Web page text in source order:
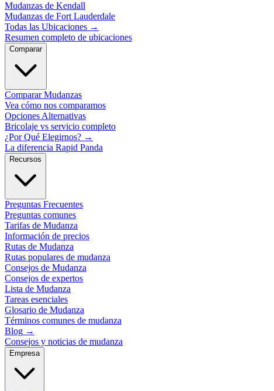
Mudanzas de Kendall
Mudanzas de Fort Lauderdale
Todas las Ubicaciones →
Resumen completo de ubicaciones
Comparar
Comparar Mudanzas
Vea cómo nos comparamos
Opciones Alternativas
Bricolaje vs servicio completo
¿Por Qué Elegirnos? →
La diferencia Rapid Panda
Recursos
Preguntas Frecuentes
Preguntas comunes
Tarifas de Mudanza
Información de precios
Rutas de Mudanza
Rutas populares de mudanza
Consejos de Mudanza
Consejos de expertos
Lista de Mudanza
Tareas esenciales
Glosario de Mudanza
Términos comunes de mudanza
Blog →
Consejos y noticias de mudanza
Empresa